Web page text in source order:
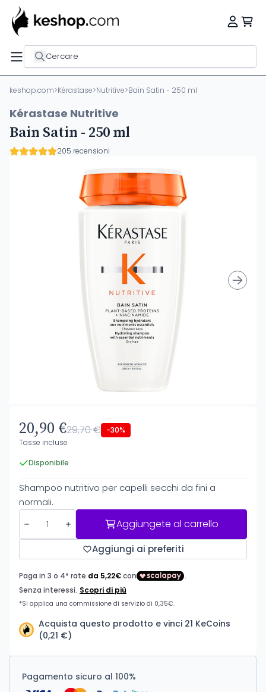
Cercare
keshop.com>Kérastase>Nutritive>Bain Satin - 250 ml
Kérastase Nutritive
Bain Satin - 250 ml
205 recensioni
20,90 €29,70 € -30%
Tasse incluse
Disponibile
Shampoo nutritivo per capelli secchi da fini a
normali.
Aggiungete al carrello
Aggiungi ai preferiti
Acquista questo prodotto e vinci 21 KeCoins
(0,21 €)
Pagamento sicuro al 100%